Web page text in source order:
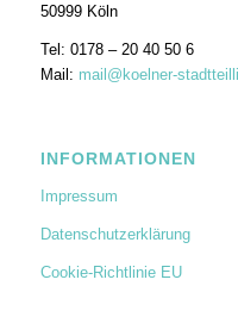
50999 Köln
Tel: 0178 – 20 40 50 6
Mail: mail@koelner-
INFORMATIONEN
Impressum
Datenschutzerklärung
Cookie-Richtlinie EU